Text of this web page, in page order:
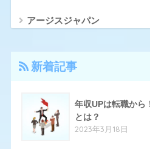
アージスジャパン
エン転職
とらばーゆ
新着記事
年収UPは転職から
とは？
2023年3月18日